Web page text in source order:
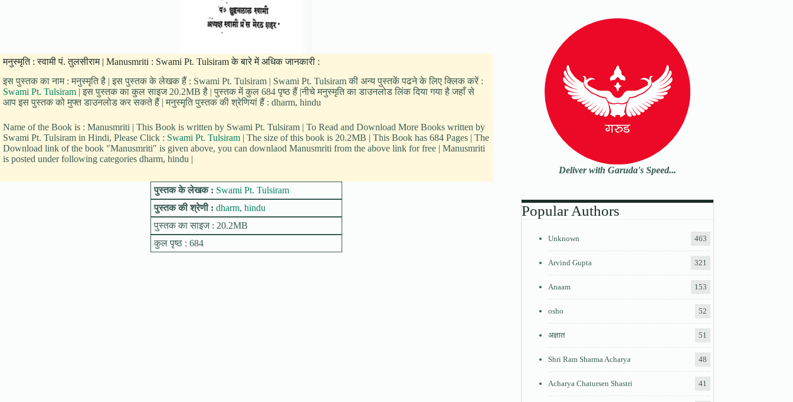
मनुस्मृति : स्वामी पं. तुलसीराम | Manusmriti : Swami Pt. Tulsiram के बारे में अधिक जानकारी :
इस पुस्तक का नाम : मनुस्मृति है | इस पुस्तक के लेखक हैं : Swami Pt. Tulsiram | Swami Pt. Tulsiram की अन्य पुस्तकें पढने के लिए क्लिक करें :
Swami Pt. Tulsiram | इस पुस्तक का कुल साइज 20.2MB है | पुस्तक में कुल 684 पृष्ठ हैं |नीचे मनुस्मृति का डाउनलोड लिंक दिया गया है जहाँ से
आप इस पुस्तक को मुफ्त डाउनलोड कर सकते हैं | मनुस्मृति पुस्तक की श्रेणियां हैं : dharm, hindu
Name of the Book is : Manusmriti | This Book is written by Swami Pt. Tulsiram | To Read and Download More Books written by
Swami Pt. Tulsiram in Hindi, Please Click : Swami Pt. Tulsiram | The size of this book is 20.2MB | This Book has 684 Pages | The
Download link of the book "Manusmriti" is given above, you can downlaod Manusmriti from the above link for free | Manusmriti
is posted under following categories dharm, hindu |
पुस्तक के लेखक : Swami Pt. Tulsiram
पुस्तक की श्रेणी : dharm, hindu
पुस्तक का साइज : 20.2MB
कुल पृष्ठ : 684
Deliver with Garuda's Speed...
Popular Authors
Unknown 463
Arvind Gupta 321
Anaam 153
osho 52
अज्ञात 51
Shri Ram Sharma Acharya 48
Acharya Chatursen Shastri 41